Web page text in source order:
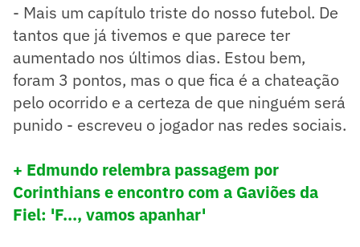
- Mais um capítulo triste do nosso futebol. De
tantos que já tivemos e que parece ter
aumentado nos últimos dias. Estou bem,
foram 3 pontos, mas o que fica é a chateação
pelo ocorrido e a certeza de que ninguém será
punido - escreveu o jogador nas redes sociais.
+ Edmundo relembra passagem por
Corinthians e encontro com a Gaviões da
Fiel: 'F..., vamos apanhar'